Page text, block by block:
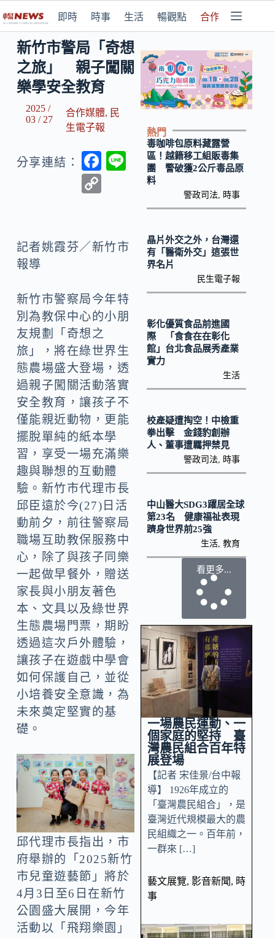
即時 時事 生活 暢觀點 合作媒體
新竹市警局「奇想
之旅」 親子闖關
樂學安全教育
2025 /
03 / 27
合作媒體, 民
生電子報
分享連結：
F
o
o
y
k
記者姚霞芬／新竹市
報導
新竹市警察局今年特
別為教保中心的小朋
友規劃「奇想之
旅」，將在綠世界生
態農場盛大登場，透
過親子闖關活動落實
安全教育，讓孩子不
僅能親近動物，更能
擺脫單純的紙本學
習，享受一場充滿樂
趣與聯想的互動體
驗。新竹市代理市長
邱臣遠於今(27)日活
動前夕，前往警察局
職場互助教保服務中
心，除了與孩子同樂
一起做早餐外，贈送
家長與小朋友著色
本、文具以及綠世界
生態農場門票，期盼
透過這次戶外體驗，
讓孩子在遊戲中學會
如何保護自己，並從
小培養安全意識，為
未來奠定堅實的基
礎。
邱代理市長指出，市
府舉辦的「2025新竹
市兒童遊藝節」將於
4月3日至6日在新竹
公園盛大展開，今年
活動以「飛翔樂園」
熱門
毒咖啡包原料藏露營
區！越籍移工組販毒集
團 警破獲2公斤毒品原
料
警政司法 時事
晶片外交之外，台灣還
有「醫衛外交」這張世
界名片
民生電子報
彰化優質食品前進國
際 「食食在在彰化
館」台北食品展秀產業
實力
生活
校產疑遭掏空！中檢重
拳出擊 金錢豹創辦
人、董事遭羈押禁見
警政司法 時事
中山醫大SDG3躍居全球
第23名 健康福祉表現
躋身世界前25強
生活 ,教育
看更多...
一場農民運動、一
個家庭的堅持 臺
灣農民組合百年特
展登場
【記者 宋佳景/台中報
導】 1926年成立的
「臺灣農民組合」，是
臺灣近代規模最大的農
民組織之一。百年前，
一群來 […]
藝文展覽, 影音新聞, 時
事